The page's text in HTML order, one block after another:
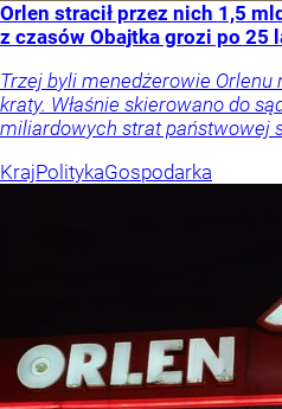
Orlen stracił przez nich 1,5
z czasów Obajtka grozi po 25
Trzej byli menedżerowie Orlenu
kraty. Właśnie skierowano do
miliardowych strat państwowej
KrajPolitykaGospodarka